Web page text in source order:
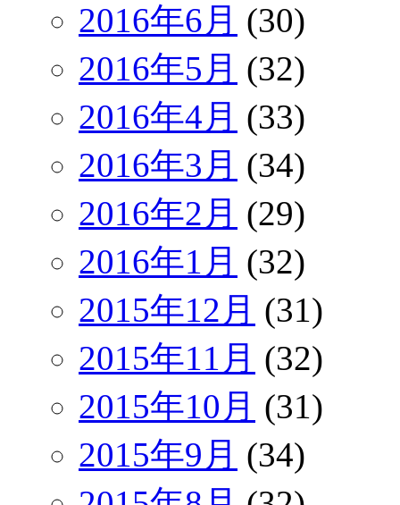
2016年6月 (30)
2016年5月 (32)
2016年4月 (33)
2016年3月 (34)
2016年2月 (29)
2016年1月 (32)
2015年12月 (31)
2015年11月 (32)
2015年10月 (31)
2015年9月 (34)